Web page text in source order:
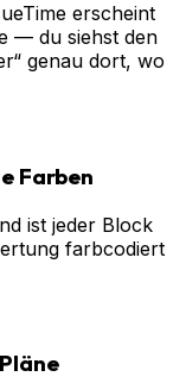
erscheint
— du siehst den
genau dort, wo
Farben
ist jeder Block
farbcodiert